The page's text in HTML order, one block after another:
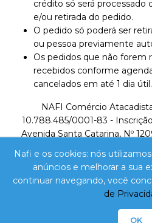
Nafi e os cookies: nós
anúncios e melhorar a sua
continuar navegando, você
de
OK
crédito só será processado
e/ou retirada do pedido.
O pedido só poderá ser
ou pessoa previamente
Os pedidos que não forem
recebidos conforme
cancelados em até 1 dia útil.
NAFI Comércio
10.788.485/0001-83 -
Avenida Santa Catarina, Nº
A VENDA E O CONSUMO DE
SÃO PROIBIDOS PARA
BEBIDA ALCOÓLICA PODE